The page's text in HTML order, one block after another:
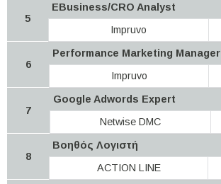
5
EBusiness/CRO Analyst
Impruvo
6
Performance Marketing Manager
Impruvo
7
Google Adwords Expert
Netwise DMC
8
Βοηθός Λογιστή
ACTION LINE